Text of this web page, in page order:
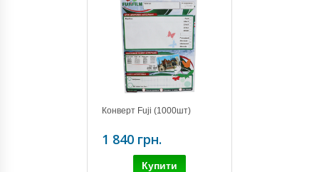
Конверт Fuji (1000шт)
1 840 грн.
Купити